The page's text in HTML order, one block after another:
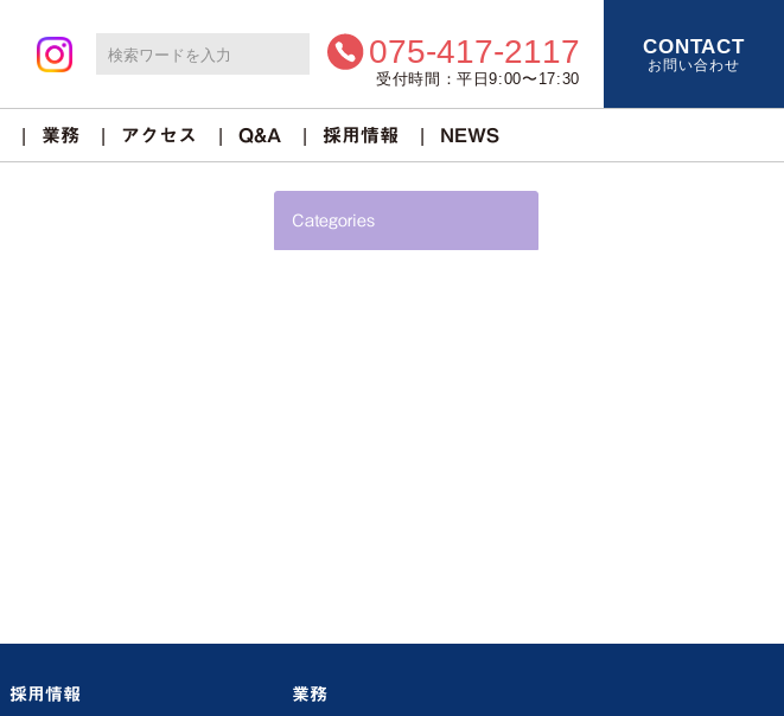
075-417-2117
受付時間：平日9:00〜17:30
CONTACT
お問い合わせ
業務 アクセス Q&A 採用情報 NEWS
Categories
採用情報 業務